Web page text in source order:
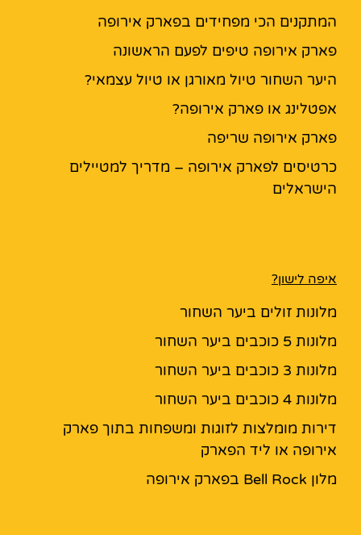
המתקנים הכי מפחידים בפארק אירופה
פארק אירופה טיפים לפעם הראשונה
היער השחור טיול מאורגן או טיול עצמאי?
אפטלינג או פארק אירופה?
פארק אירופה שריפה
כרטיסים לפארק אירופה – מדריך למטיילים
הישראלים
איפה לישון?
מלונות זולים ביער השחור
מלונות 5 כוכבים ביער השחור
מלונות 3 כוכבים ביער השחור
מלונות 4 כוכבים ביער השחור
דירות מומלצות לזוגות ומשפחות בתוך פארק
אירופה או ליד הפארק
מלון Bell Rock בפארק אירופה